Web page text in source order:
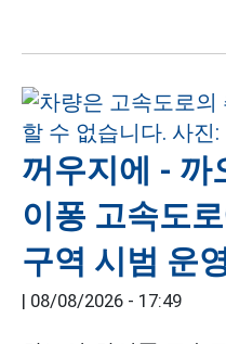
꺼우지에 - 까
이퐁 고속도
구역 시범 운
| 08/08/2026 - 17:49